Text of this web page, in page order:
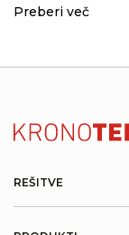
Preberi več
REŠITVE